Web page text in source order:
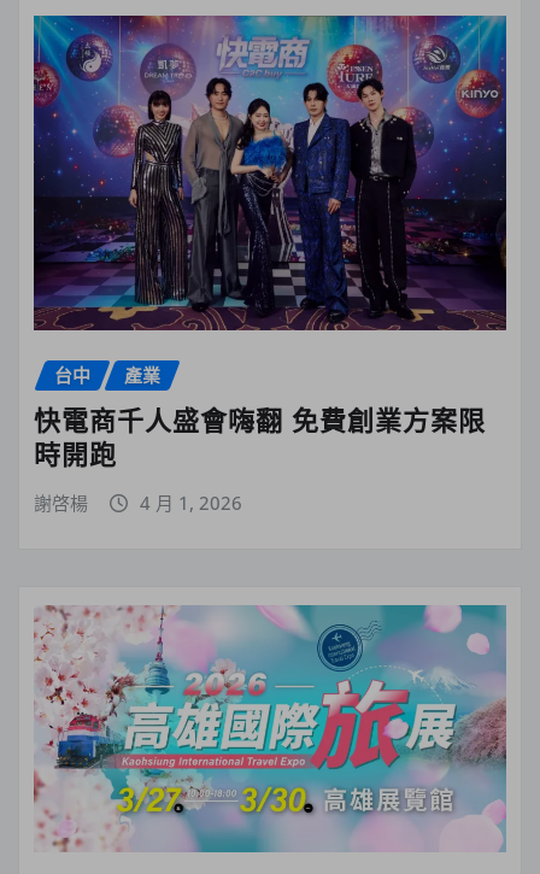
台中 產業
快電商千人盛會嗨翻 免費創業方案限
時開跑
謝啓楊 4 月 1, 2026